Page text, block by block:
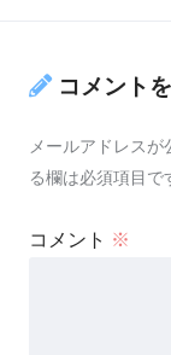
コメント
メールアドレスが
る欄は必須項目で
コメント ※